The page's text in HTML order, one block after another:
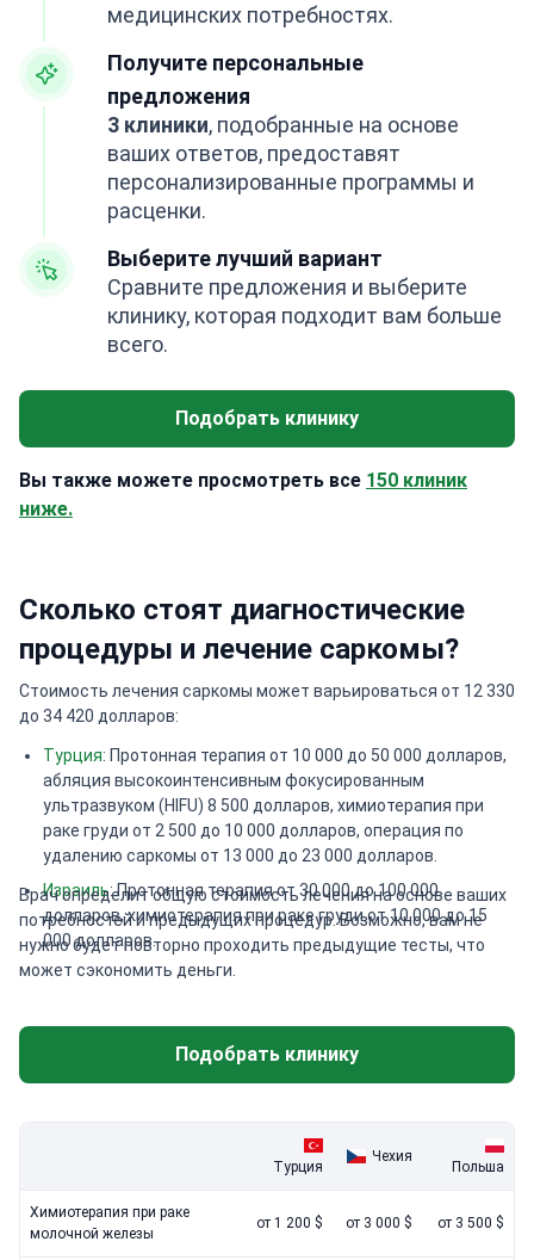
медицинских потребностях.
Получите персональные
предложения
3 клиники, подобранные на основе
ваших ответов, предоставят
персонализированные программы и
расценки.
Выберите лучший вариант
Сравните предложения и выберите
клинику, которая подходит вам больше
всего.
Подобрать клинику
Вы также можете просмотреть все 150 клиник
ниже.
Сколько стоят диагностические
процедуры и лечение саркомы?
Стоимость лечения саркомы может варьироваться от 12 330
до 34 420 долларов:
Турция: Протонная терапия от 10 000 до 50 000 долларов,
абляция высокоинтенсивным фокусированным
ультразвуком (HIFU) 8 500 долларов, химиотерапия при
раке груди от 2 500 до 10 000 долларов, операция по
удалению саркомы от 13 000 до 23 000 долларов.
Израиль: Протонная терапия от 30 000 до 100 000
долларов, химиотерапия при раке груди от 10 000 до 15
000 долларов.
Врач определит общую стоимость лечения на основе ваших
потребностей и предыдущих процедур. Возможно, вам не
нужно будет повторно проходить предыдущие тесты, что
может сэкономить деньги.
Подобрать клинику
Турция
Чехия
Польша
Химиотерапия при раке
молочной железы
от 1 200 $ от 3 000 $ от 3 500 $